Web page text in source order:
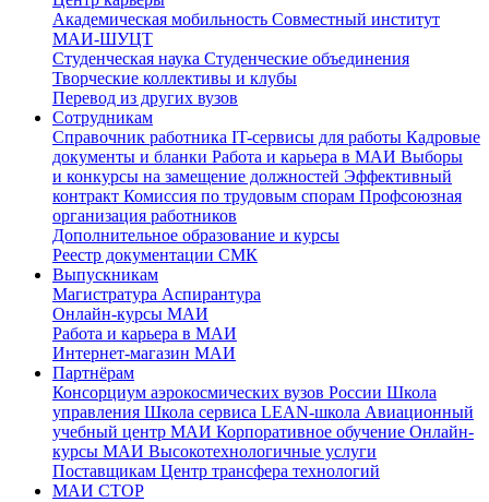
Академическая мобильность Совместный институт
МАИ-ШУЦТ
Студенческая наука Студенческие объединения
Творческие коллективы и клубы
Перевод из других вузов
Сотрудникам
Cправочник работника IT-сервисы для работы Кадровые
документы и бланки Работа и карьера в МАИ Выборы
и конкурсы на замещение должностей Эффективный
контракт Комиссия по трудовым спорам Профсоюзная
организация работников
Дополнительное образование и курсы
Реестр документации СМК
Выпускникам
Магистратура Аспирантура
Онлайн-курсы МАИ
Работа и карьера в МАИ
Интернет-магазин МАИ
Партнёрам
Консорциум аэрокосмических вузов России Школа
управления Школа сервиса LEAN-школа Авиационный
учебный центр МАИ Корпоративное обучение Онлайн-
курсы МАИ Высокотехнологичные услуги
Поставщикам Центр трансфера технологий
МАИ СТОР